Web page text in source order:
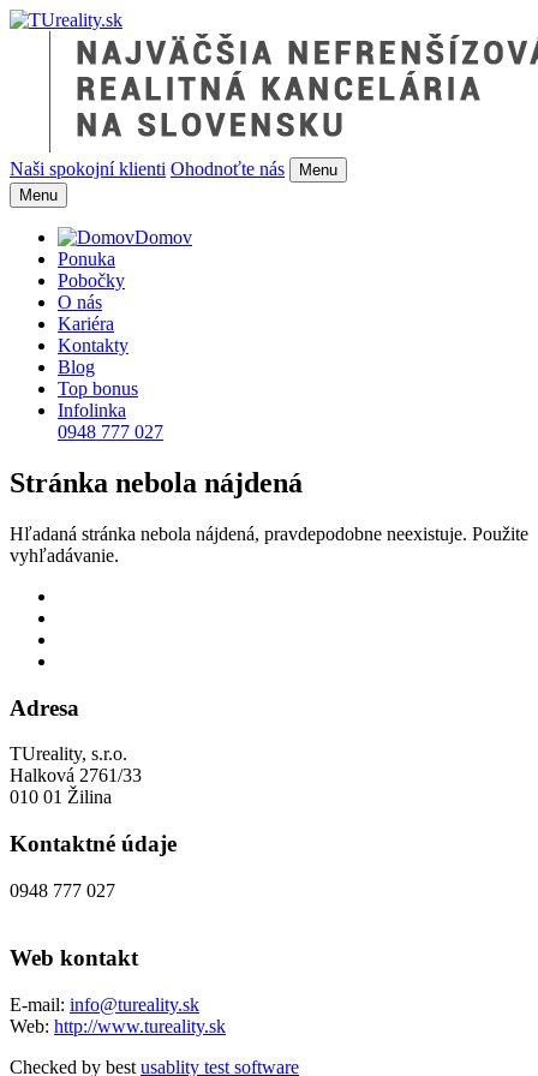
Naši spokojní klienti Ohodnoťte nás
Menu
Menu
Domov
Ponuka
Pobočky
O nás
Kariéra
Kontakty
Blog
Top bonus
Infolinka
0948 777 027
Stránka nebola nájdená
Hľadaná stránka nebola nájdená, pravdepodobne neexistuje. Použite
vyhľadávanie.
Adresa
TUreality, s.r.o.
Halková 2761/33
010 01 Žilina
Kontaktné údaje
0948 777 027
Web kontakt
E-mail: info@tureality.sk
Web: http://www.tureality.sk
Checked by best usablity test software